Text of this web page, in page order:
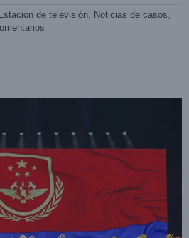
de televisión Noticias de casos
Guangdong
Noticias de la compañía